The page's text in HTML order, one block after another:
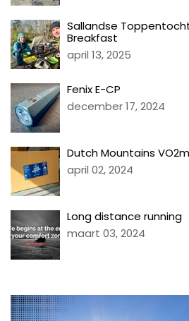
Sallandse
Breakfast
april 13, 2025
Fenix E-CP
december 17, 2024
Dutch Mountains
april 02, 2024
Long distance running
maart 03, 2024